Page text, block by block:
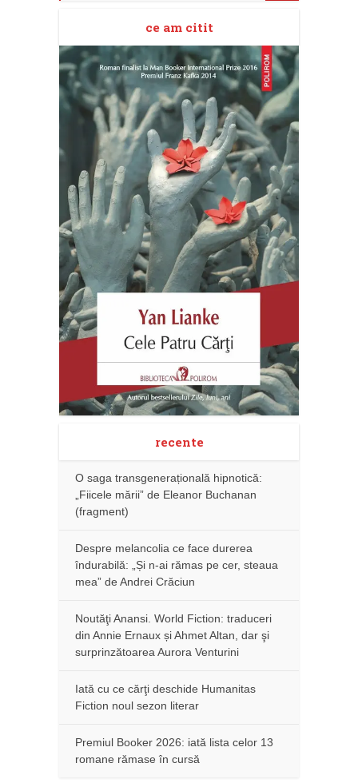
ce am citit
recente
O saga transgenerațională hipnotică:
„Fiicele mării” de Eleanor Buchanan
(fragment)
Despre melancolia ce face durerea
îndurabilă: „Și n-ai rămas pe cer, steaua
mea” de Andrei Crăciun
Noutăţi Anansi. World Fiction: traduceri
din Annie Ernaux și Ahmet Altan, dar şi
surprinzătoarea Aurora Venturini
Iată cu ce cărţi deschide Humanitas
Fiction noul sezon literar
Premiul Booker 2026: iată lista celor 13
romane rămase în cursă